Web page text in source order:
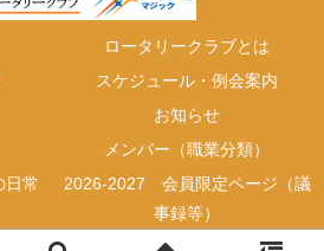
ロータリークラブとは
スケジュール・例会案内
お知らせ
メンバー（職業分類）
日常
2026-2027 会員限定ページ（議
事録等）